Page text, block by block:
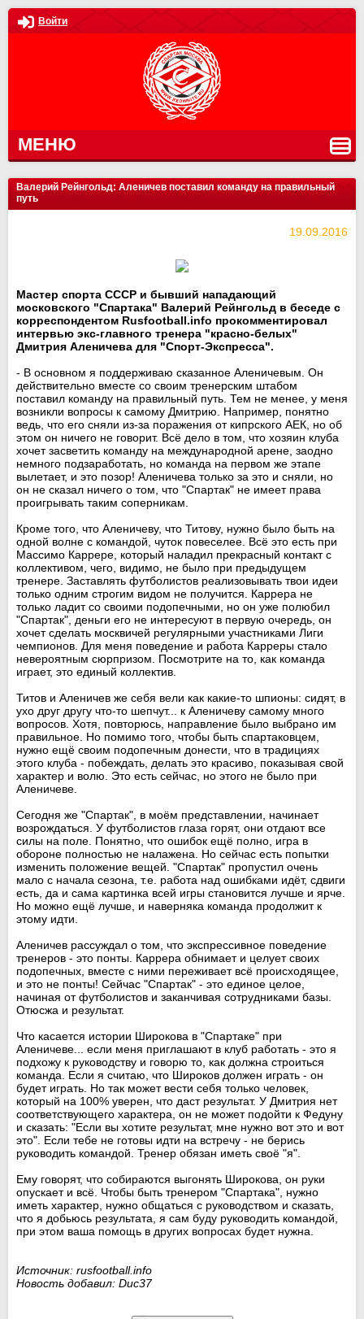
Войти
МЕНЮ
Валерий Рейнгольд: Аленичев поставил команду на правильный
путь
19.09.2016
Мастер спорта СССР и бывший нападающий
московского "Спартака" Валерий Рейнгольд в беседе с
корреспондентом Rusfootball.info прокомментировал
интервью экс-главного тренера "красно-белых"
Дмитрия Аленичева для "Спорт-Экспресса".
- В основном я поддерживаю сказанное Аленичевым. Он
действительно вместе со своим тренерским штабом
поставил команду на правильный путь. Тем не менее, у меня
возникли вопросы к самому Дмитрию. Например, понятно
ведь, что его сняли из-за поражения от кипрского АЕК, но об
этом он ничего не говорит. Всё дело в том, что хозяин клуба
хочет засветить команду на международной арене, заодно
немного подзаработать, но команда на первом же этапе
вылетает, и это позор! Аленичева только за это и сняли, но
он не сказал ничего о том, что "Спартак" не имеет права
проигрывать таким соперникам.
Кроме того, что Аленичеву, что Титову, нужно было быть на
одной волне с командой, чуток повеселее. Всё это есть при
Массимо Каррере, который наладил прекрасный контакт с
коллективом, чего, видимо, не было при предыдущем
тренере. Заставлять футболистов реализовывать твои идеи
только одним строгим видом не получится. Каррера не
только ладит со своими подопечными, но он уже полюбил
"Спартак", деньги его не интересуют в первую очередь, он
хочет сделать москвичей регулярными участниками Лиги
чемпионов. Для меня поведение и работа Карреры стало
невероятным сюрпризом. Посмотрите на то, как команда
играет, это единый коллектив.
Титов и Аленичев же себя вели как какие-то шпионы: сидят, в
ухо друг другу что-то шепчут... к Аленичеву самому много
вопросов. Хотя, повторюсь, направление было выбрано им
правильное. Но помимо того, чтобы быть спартаковцем,
нужно ещё своим подопечным донести, что в традициях
этого клуба - побеждать, делать это красиво, показывая свой
характер и волю. Это есть сейчас, но этого не было при
Аленичеве.
Сегодня же "Спартак", в моём представлении, начинает
возрождаться. У футболистов глаза горят, они отдают все
силы на поле. Понятно, что ошибок ещё полно, игра в
обороне полностью не налажена. Но сейчас есть попытки
изменить положение вещей. "Спартак" пропустил очень
мало с начала сезона, т.е. работа над ошибками идёт, сдвиги
есть, да и сама картинка всей игры становится лучше и ярче.
Но можно ещё лучше, и наверняка команда продолжит к
этому идти.
Аленичев рассуждал о том, что экспрессивное поведение
тренеров - это понты. Каррера обнимает и целует своих
подопечных, вместе с ними переживает всё происходящее,
и это не понты! Сейчас "Спартак" - это единое целое,
начиная от футболистов и заканчивая сотрудниками базы.
Отюсжа и результат.
Что касается истории Широкова в "Спартаке" при
Аленичеве... если меня приглашают в клуб работать - это я
подхожу к руководству и говорю то, как должна строиться
команда. Если я считаю, что Широков должен играть - он
будет играть. Но так может вести себя только человек,
который на 100% уверен, что даст результат. У Дмитрия нет
соответствующего характера, он не может подойти к Федуну
и сказать: "Если вы хотите результат, мне нужно вот это и вот
это". Если тебе не готовы идти на встречу - не берись
руководить командой. Тренер обязан иметь своё "я".
Ему говорят, что собираются выгонять Широкова, он руки
опускает и всё. Чтобы быть тренером "Спартака", нужно
иметь характер, нужно общаться с руководством и сказать,
что я добьюсь результата, я сам буду руководить командой,
при этом ваша помощь в других вопросах будет нужна.
Источник: rusfootball.info
Новость добавил: Duc37